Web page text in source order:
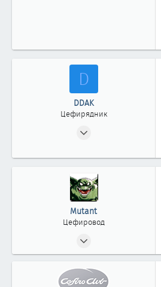
D
DDAK
Цефирядник
0
Mutant
Цефировод
819